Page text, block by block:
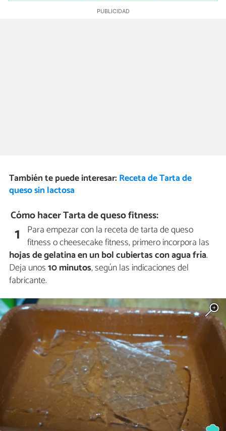
También te puede interesar: Receta de Tarta de
queso sin lactosa
Cómo hacer Tarta de queso fitness:
1 Para empezar con la receta de tarta de queso
fitness o cheesecake fitness, primero incorpora las
hojas de gelatina en un bol cubiertas con agua fría.
Deja unos10 minutos, según las indicaciones del
fabricante.